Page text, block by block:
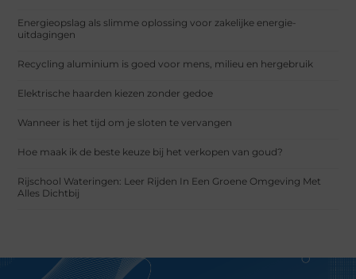
Energieopslag als slimme oplossing voor zakelijke energie-
uitdagingen
Recycling aluminium is goed voor mens, milieu en hergebruik
Elektrische haarden kiezen zonder gedoe
Wanneer is het tijd om je sloten te vervangen
Hoe maak ik de beste keuze bij het verkopen van goud?
Rijschool Wateringen: Leer Rijden In Een Groene Omgeving Met
Alles Dichtbij